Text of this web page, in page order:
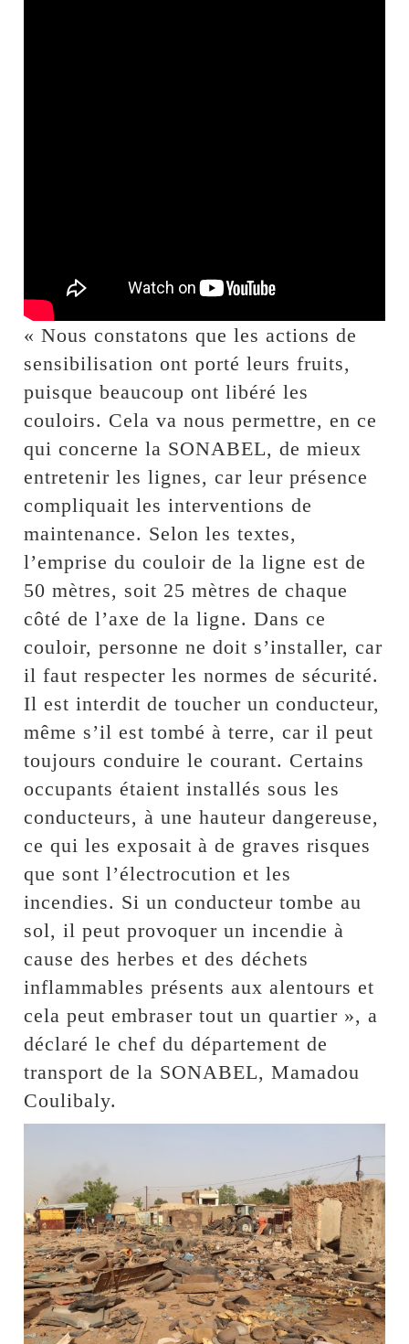
« Nous constatons que les actions de
sensibilisation ont porté leurs fruits,
puisque beaucoup ont libéré les
couloirs. Cela va nous permettre, en ce
qui concerne la SONABEL, de mieux
entretenir les lignes, car leur présence
compliquait les interventions de
maintenance. Selon les textes,
l’emprise du couloir de la ligne est de
50 mètres, soit 25 mètres de chaque
côté de l’axe de la ligne. Dans ce
couloir, personne ne doit s’installer, car
il faut respecter les normes de sécurité.
Il est interdit de toucher un conducteur,
même s’il est tombé à terre, car il peut
toujours conduire le courant. Certains
occupants étaient installés sous les
conducteurs, à une hauteur dangereuse,
ce qui les exposait à de graves risques
que sont l’électrocution et les
incendies. Si un conducteur tombe au
sol, il peut provoquer un incendie à
cause des herbes et des déchets
inflammables présents aux alentours et
cela peut embraser tout un quartier », a
déclaré le chef du département de
transport de la SONABEL, Mamadou
Coulibaly.